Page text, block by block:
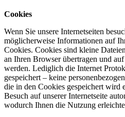
Cookies
Wenn Sie unsere Internetseiten
möglicherweise Informationen auf
Cookies. Cookies sind kleine
an Ihren Browser übertragen und
werden. Lediglich die Internet
gespeichert – keine
die in den Cookies gespeichert wird
Besuch auf unserer Internetseite
wodurch Ihnen die Nutzung